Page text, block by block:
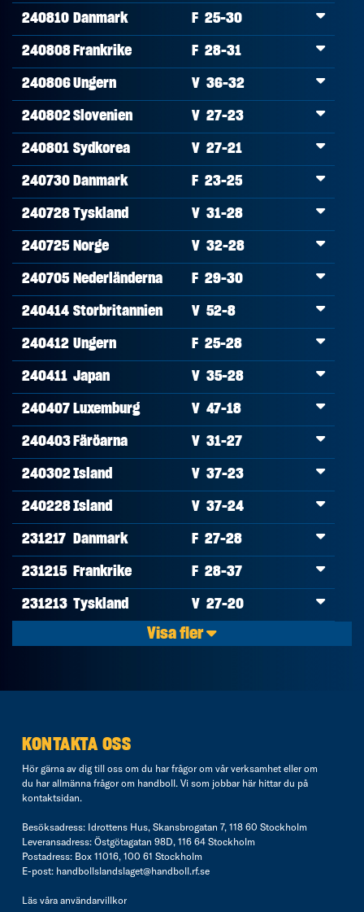
240810 Danmark F 25-30
240808 Frankrike F 28-31
240806Ungern V 36-32
240802Slovenien V 27-23
240801 Sydkorea V 27-21
240730 Danmark F 23-25
240728 Tyskland V 31-28
240725 Norge V 32-28
240705 Nederländerna F 29-30
240414 Storbritannien V 52-8
240412 Ungern F 25-28
240411 Japan V 35-28
240407 Luxemburg V 47-18
240403 Färöarna V 31-27
240302Island V 37-23
240228Island V 37-24
231217 Danmark F 27-28
231215 Frankrike F 28-37
231213 Tyskland V 27-20
Visa fler
KONTAKTA OSS
Hör gärna av dig till oss om du har frågor om vår verksamhet eller om
du har allmänna frågor om handboll. Vi som jobbar här hittar du på
kontaktsidan.
Besöksadress: Idrottens Hus, Skansbrogatan 7, 118 60 Stockholm
Leveransadress: Östgötagatan 98D, 116 64 Stockholm
Postadress: Box 11016, 100 61 Stockholm
E-post: handbollslandslaget@handboll.rf.se
Läs våra användarvillkor